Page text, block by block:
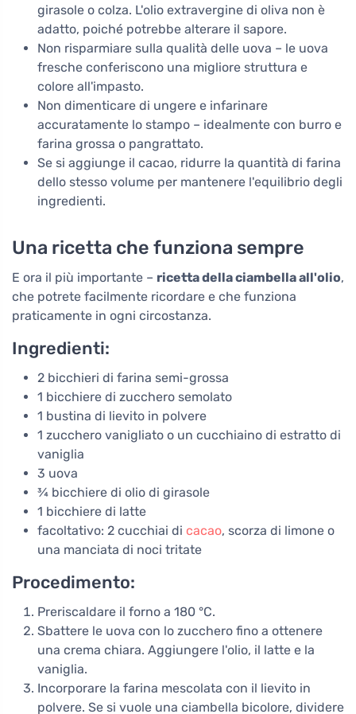
girasole o colza. L'olio extravergine di oliva non è
adatto, poiché potrebbe alterare il sapore.
Non risparmiare sulla qualità delle uova – le uova
fresche conferiscono una migliore struttura e
colore all'impasto.
Non dimenticare di ungere e infarinare
accuratamente lo stampo – idealmente con burro e
farina grossa o pangrattato.
Se si aggiunge il cacao, ridurre la quantità di farina
dello stesso volume per mantenere l'equilibrio degli
ingredienti.
Una ricetta che funziona sempre
E ora il più importante – ricetta della ciambella all'olio,
che potrete facilmente ricordare e che funziona
praticamente in ogni circostanza.
Ingredienti:
2 bicchieri di farina semi-grossa
1 bicchiere di zucchero semolato
1 bustina di lievito in polvere
1 zucchero vanigliato o un cucchiaino di estratto di
vaniglia
3 uova
¾ bicchiere di olio di girasole
1 bicchiere di latte
facoltativo: 2 cucchiai di cacao, scorza di limone o
una manciata di noci tritate
Procedimento:
Preriscaldare il forno a 180 °C.
Sbattere le uova con lo zucchero fino a ottenere
una crema chiara. Aggiungere l'olio, il latte e la
vaniglia.
Incorporare la farina mescolata con il lievito in
polvere. Se si vuole una ciambella bicolore, dividere